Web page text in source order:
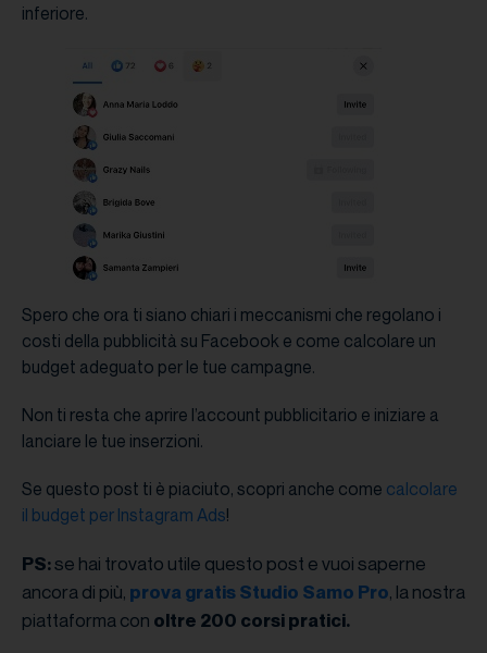
inferiore.
Spero che ora ti siano chiari i meccanismi che regolano i
costi della pubblicità su Facebook e come calcolare un
budget adeguato per le tue campagne.
Non ti resta che aprire l’account pubblicitario e iniziare a
lanciare le tue inserzioni.
Se questo post ti è piaciuto, scopri anche come calcolare
il budget per Instagram Ads!
PS:se hai trovato utile questo post e vuoi saperne
ancora di più, prova gratis Studio Samo Pro, la nostra
piattaforma con oltre 200 corsi pratici.